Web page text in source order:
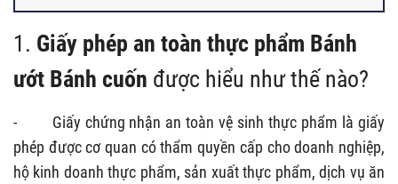
1. Giấy phép an toàn thực phẩm Bánh
ướt Bánh cuốn được hiểu như thế nào?
-
Giấy chứng nhận an toàn vệ sinh thực phẩm là giấy
phép được cơ quan có thẩm quyền cấp cho doanh nghiệp,
hộ kinh doanh thực phẩm, sản xuất thực phẩm, dịch vụ ăn